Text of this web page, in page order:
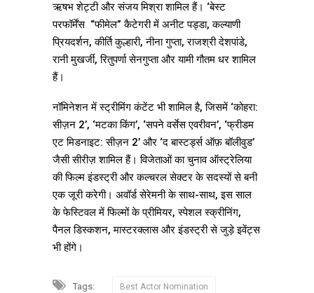
ऋषभ शेट्टी और संजय मिश्रा शामिल हैं। ‘बेस्ट
परफॉर्मेंस “फीमेल” कैटेगरी में अनीट पड्डा, कल्याणी
प्रियदर्शन, कीर्ति कुल्हारी, नीना गुप्ता, राजश्री देशपांडे,
रानी मुखर्जी, रितुपर्णा सेनगुप्ता और यामी गौतम धर शामिल
हैं।
नॉमिनेशन में स्ट्रीमिंग कंटेंट भी शामिल है, जिसमें ‘कोहरा:
सीज़न 2’, ‘मटका किंग’, ‘सपने वर्सेस एवरीवन’, ‘फ्रीडम
एट मिडनाइट: सीज़न 2’ और ‘द बास्टर्ड्स ऑफ़ बॉलीवुड’
जैसी सीरीज़ शामिल हैं। विजेताओं का चुनाव ऑस्ट्रेलिया
की फिल्म इंडस्ट्री और कल्चरल सेक्टर के सदस्यों से बनी
एक जूरी करेगी। अवॉर्ड सेरेमनी के साथ-साथ, इस साल
के फेस्टिवल में फिल्मों के प्रीमियर, स्पेशल स्क्रीनिंग,
पैनल डिस्कशन, मास्टरक्लास और इंडस्ट्री से जुड़े इवेंट्स
भी होंगे।
Tags: Best Actor Nomination